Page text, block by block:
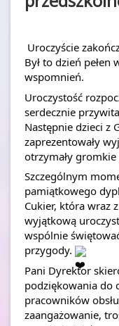
Był to dzień
wspomnień.
Uroczystość
serdecznie
Następnie dzieci z
zaprezentowały
otrzymały gromkie
Szczególnym
pamiątkowego
Cukier, która wraz
wyjątkową
wspólnie
przygody.
Pani Dyrektor
podziękowania do
pracowników
zaangażowanie,